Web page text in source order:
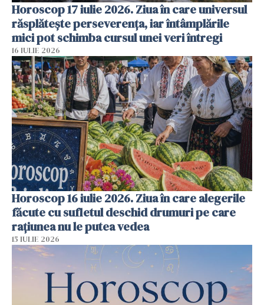
Horoscop 17 iulie 2026. Ziua în care universul
răsplătește perseverența, iar întâmplările
mici pot schimba cursul unei veri întregi
16 IULIE 2026
Horoscop 16 iulie 2026. Ziua în care alegerile
făcute cu sufletul deschid drumuri pe care
rațiunea nu le putea vedea
15 IULIE 2026